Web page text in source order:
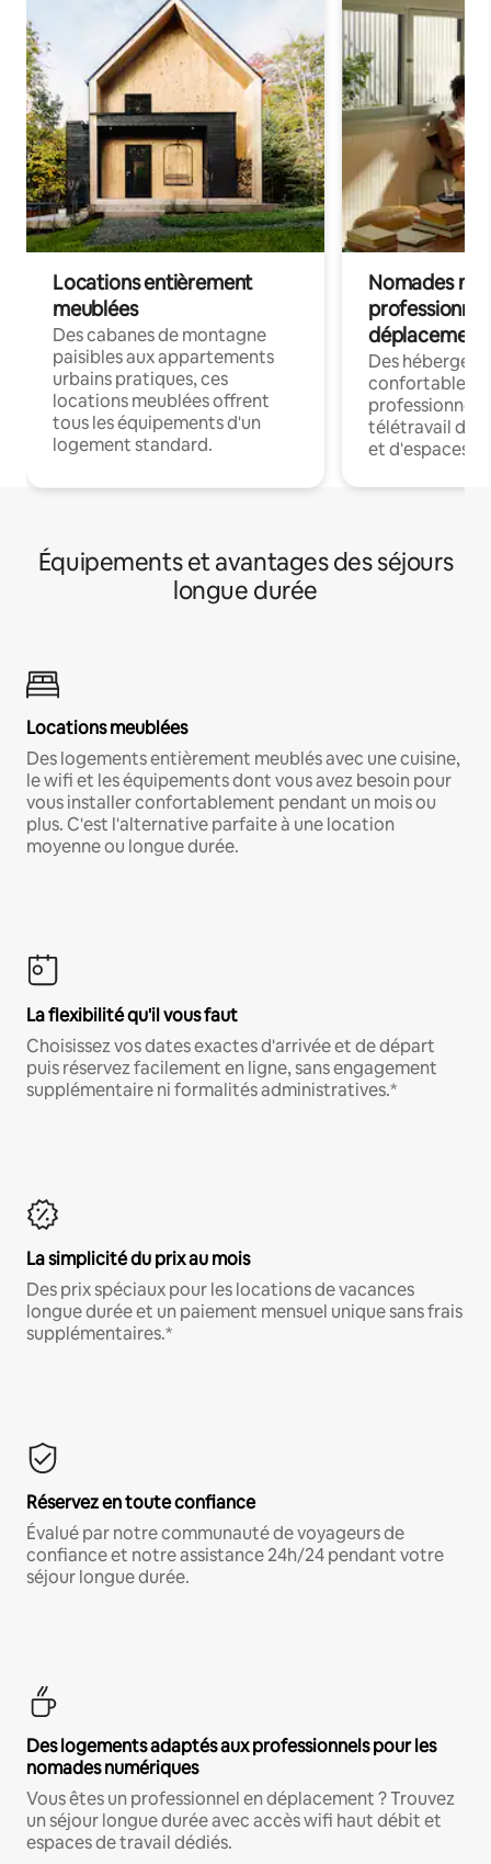
Locations entièrement
meublées
Des cabanes de montagne
paisibles aux appartements
urbains pratiques, ces
locations meublées offrent
tous les équipements d'un
logement standard.
Nomades
déplacement
Des
confortables
professionnels
télétravail
et d'espaces
Équipements et avantages des séjours
longue durée
Locations meublées
Des logements entièrement meublés avec une cuisine,
le wifi et les équipements dont vous avez besoin pour
vous installer confortablement pendant un mois ou
plus. C'est l'alternative parfaite à une location
moyenne ou longue durée.
La flexibilité qu'il vous faut
Choisissez vos dates exactes d'arrivée et de départ
puis réservez facilement en ligne, sans engagement
supplémentaire ni formalités administratives.*
La simplicité du prix au mois
Des prix spéciaux pour les locations de vacances
longue durée et un paiement mensuel unique sans frais
supplémentaires.*
Réservez en toute confiance
Évalué par notre communauté de voyageurs de
confiance et notre assistance 24h/24 pendant votre
séjour longue durée.
Des logements adaptés aux professionnels pour les
nomades numériques
Vous êtes un professionnel en déplacement ? Trouvez
un séjour longue durée avec accès wifi haut débit et
espaces de travail dédiés.